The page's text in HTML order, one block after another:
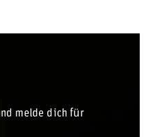
melde dich für